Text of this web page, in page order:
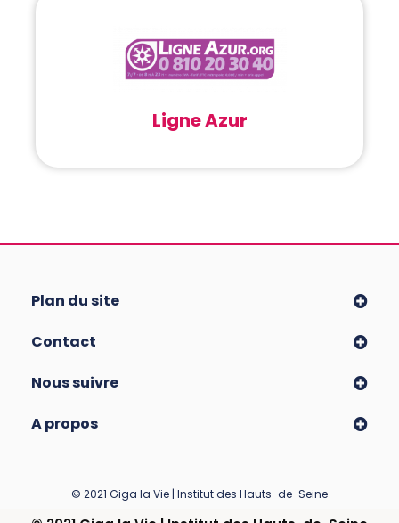
Ligne Azur
Plan du site
Contact
Nous suivre
A propos
© 2021 Giga la Vie | Institut des Hauts-de-Seine